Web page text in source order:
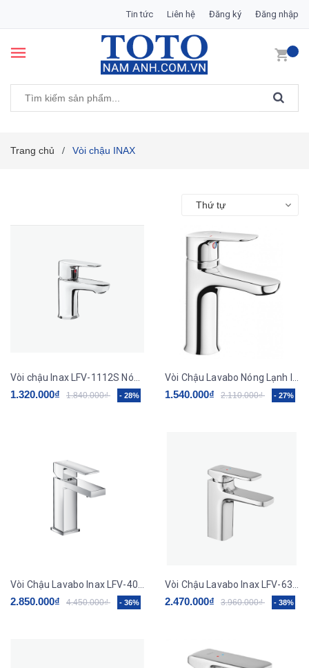
Tin tức Liên hệ Đăng ký Đăng nhập
Trang chủ / Vòi chậu INAX
Thứ tự
1.320.000₫ 1.840.000₫ - 28% 1.540.000₫ 2.110.000₫ - 27%
2.850.000₫ 4.450.000₫ - 36% 2.470.000₫ 3.960.000₫ - 38%